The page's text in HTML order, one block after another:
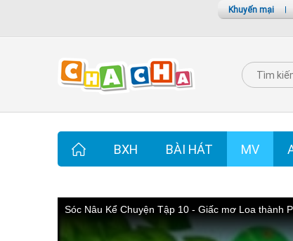
Khuyến mại |
BXH BÀI HÁT MV
Sóc Nâu Kể Chuyện Tập 10 - Giấc mơ Loa thành